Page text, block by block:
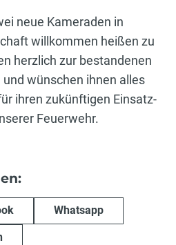
neue Kameraden in
willkommen heißen zu
herzlich zur bestandenen
wünschen ihnen alles
ihren zukünftigen Einsatz-
Feuerwehr.
Whatsapp